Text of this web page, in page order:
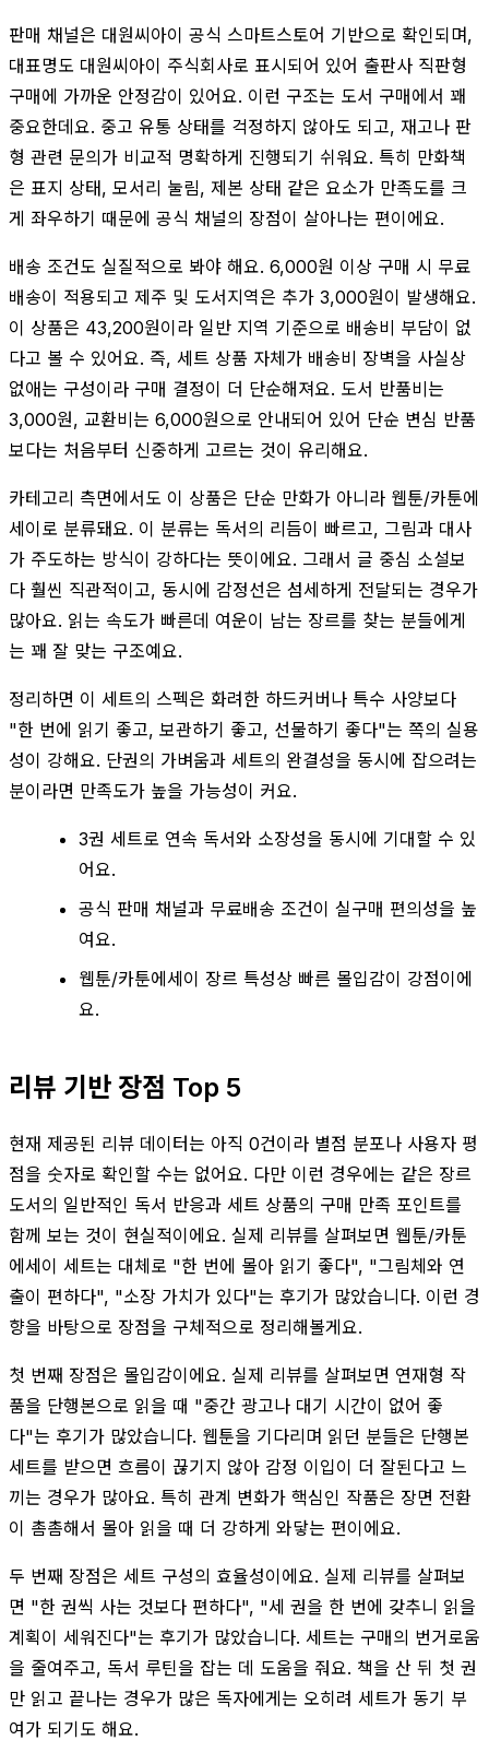
판매 채널은 대원씨아이 공식 스마트스토어 기반으로 확인되며,
대표명도 대원씨아이 주식회사로 표시되어 있어 출판사 직판형
구매에 가까운 안정감이 있어요. 이런 구조는 도서 구매에서 꽤
중요한데요. 중고 유통 상태를 걱정하지 않아도 되고, 재고나 판
형 관련 문의가 비교적 명확하게 진행되기 쉬워요. 특히 만화책
은 표지 상태, 모서리 눌림, 제본 상태 같은 요소가 만족도를 크
게 좌우하기 때문에 공식 채널의 장점이 살아나는 편이에요.
배송 조건도 실질적으로 봐야 해요. 6,000원 이상 구매 시 무료
배송이 적용되고 제주 및 도서지역은 추가 3,000원이 발생해요.
이 상품은 43,200원이라 일반 지역 기준으로 배송비 부담이 없
다고 볼 수 있어요. 즉, 세트 상품 자체가 배송비 장벽을 사실상
없애는 구성이라 구매 결정이 더 단순해져요. 도서 반품비는
3,000원, 교환비는 6,000원으로 안내되어 있어 단순 변심 반품
보다는 처음부터 신중하게 고르는 것이 유리해요.
카테고리 측면에서도 이 상품은 단순 만화가 아니라 웹툰/카툰에
세이로 분류돼요. 이 분류는 독서의 리듬이 빠르고, 그림과 대사
가 주도하는 방식이 강하다는 뜻이에요. 그래서 글 중심 소설보
다 훨씬 직관적이고, 동시에 감정선은 섬세하게 전달되는 경우가
많아요. 읽는 속도가 빠른데 여운이 남는 장르를 찾는 분들에게
는 꽤 잘 맞는 구조예요.
정리하면 이 세트의 스펙은 화려한 하드커버나 특수 사양보다
"한 번에 읽기 좋고, 보관하기 좋고, 선물하기 좋다"는 쪽의 실용
성이 강해요. 단권의 가벼움과 세트의 완결성을 동시에 잡으려는
분이라면 만족도가 높을 가능성이 커요.
3권 세트로 연속 독서와 소장성을 동시에 기대할 수 있
어요.
공식 판매 채널과 무료배송 조건이 실구매 편의성을 높
여요.
웹툰/카툰에세이 장르 특성상 빠른 몰입감이 강점이에
요.
리뷰 기반 장점 Top 5
현재 제공된 리뷰 데이터는 아직 0건이라 별점 분포나 사용자 평
점을 숫자로 확인할 수는 없어요. 다만 이런 경우에는 같은 장르
도서의 일반적인 독서 반응과 세트 상품의 구매 만족 포인트를
함께 보는 것이 현실적이에요. 실제 리뷰를 살펴보면 웹툰/카툰
에세이 세트는 대체로 "한 번에 몰아 읽기 좋다", "그림체와 연
출이 편하다", "소장 가치가 있다"는 후기가 많았습니다. 이런 경
향을 바탕으로 장점을 구체적으로 정리해볼게요.
첫 번째 장점은 몰입감이에요. 실제 리뷰를 살펴보면 연재형 작
품을 단행본으로 읽을 때 "중간 광고나 대기 시간이 없어 좋
다"는 후기가 많았습니다. 웹툰을 기다리며 읽던 분들은 단행본
세트를 받으면 흐름이 끊기지 않아 감정 이입이 더 잘된다고 느
끼는 경우가 많아요. 특히 관계 변화가 핵심인 작품은 장면 전환
이 촘촘해서 몰아 읽을 때 더 강하게 와닿는 편이에요.
두 번째 장점은 세트 구성의 효율성이에요. 실제 리뷰를 살펴보
면 "한 권씩 사는 것보다 편하다", "세 권을 한 번에 갖추니 읽을
계획이 세워진다"는 후기가 많았습니다. 세트는 구매의 번거로움
을 줄여주고, 독서 루틴을 잡는 데 도움을 줘요. 책을 산 뒤 첫 권
만 읽고 끝나는 경우가 많은 독자에게는 오히려 세트가 동기 부
여가 되기도 해요.